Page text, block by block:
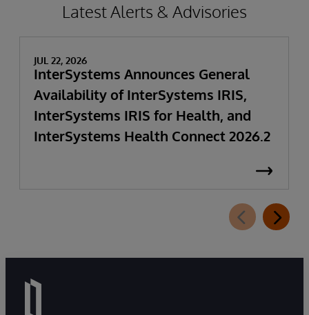
Latest Alerts & Advisories
JUL 22, 2026
InterSystems Announces General
Availability of InterSystems IRIS,
InterSystems IRIS for Health, and
InterSystems Health Connect 2026.2